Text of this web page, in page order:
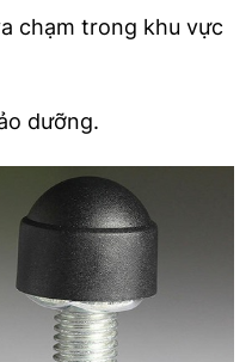
chạm trong khu vực
dưỡng.